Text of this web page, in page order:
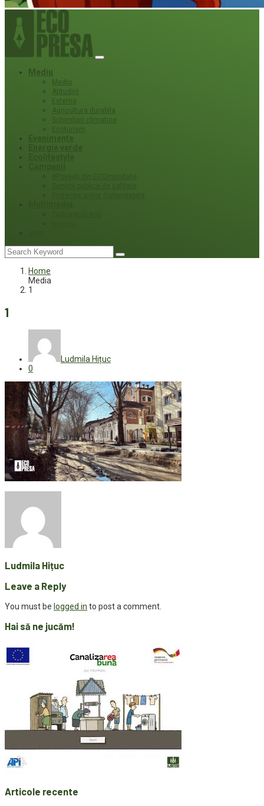
Mediu
Mediu
Atitudini
Externe
Agricultura durabila
Schimbari climatice
Ecoturism
Home
Media
1
1
Ludmila Hițuc
0
Ludmila Hițuc
Leave a Reply
You must be logged in to post a comment.
Hai să ne jucăm!
Articole recente